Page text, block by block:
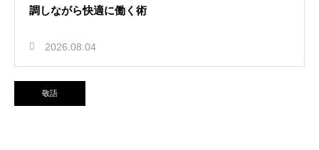
調しながら快適に働く術
2026.08.04
敬語